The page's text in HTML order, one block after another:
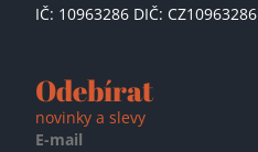
IČ: 10963286 DIČ: CZ10963286
Odebírat
novinky a slevy